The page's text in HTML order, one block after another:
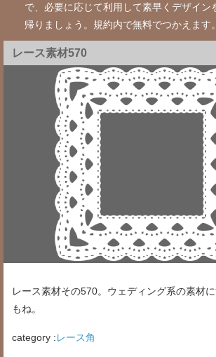
で、必要に応じて利用して素早くデザイン
帰りましょう。規約内で無料でつかえます。
レース素材570
レース素材その570。ウェディング系の素材
もね。
category : レース角